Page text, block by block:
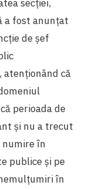
secției,
a fost anunțat
de șef
atenționând că
perioada de
și nu a trecut
în
publice și pe
în